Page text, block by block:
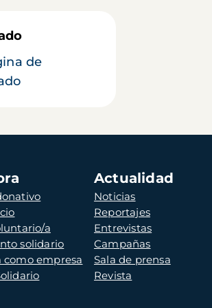
de
a
solidario
como empresa
Actualidad
Noticias
Reportajes
Entrevistas
Campañas
Sala de prensa
Revista